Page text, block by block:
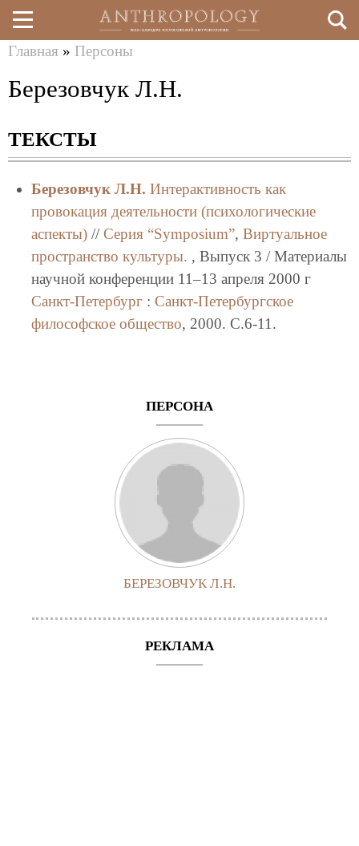
Перейти
к
содержанию
здесь
Главная » Персоны
Березовчук Л.Н.
ТЕКСТЫ
Березовчук Л.Н. Интерактивность как
провокация деятельности (психологические
аспекты)// Серия “Symposium”, Виртуальное
пространство культуры. , Выпуск 3 / Материалы
научной конференции 11–13 апреля 2000 г
Санкт-Петербург: Санкт-Петербургское
философское общество, 2000. C.6-11.
ПЕРСОНА
БЕРЕЗОВЧУК Л.Н.
РЕКЛАМА